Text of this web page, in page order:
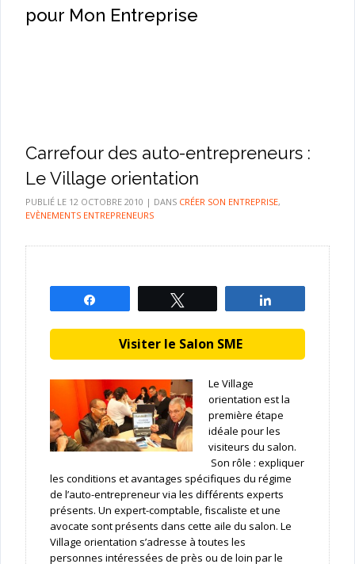
pour Mon Entreprise
Carrefour des auto-entrepreneurs :
Le Village orientation
PUBLIÉ LE 12 OCTOBRE 2010 | DANS CRÉER SON ENTREPRISE,
EVÈNEMENTS ENTREPRENEURS
Visiter le Salon SME
Le Village
orientation est la
première étape
idéale pour les
visiteurs du salon.
Son rôle : expliquer
les conditions et avantages spécifiques du régime
de l’auto-entrepreneur via les différents experts
présents. Un expert-comptable, fiscaliste et une
avocate sont présents dans cette aile du salon. Le
Village orientation s’adresse à toutes les
personnes intéressées de près ou de loin par le